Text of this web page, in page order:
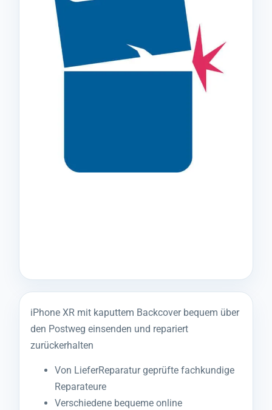
iPhone XR mit kaputtem Backcover bequem über
den Postweg einsenden und repariert
zurückerhalten
Von LieferReparatur geprüfte fachkundige
Reparateure
Verschiedene bequeme online